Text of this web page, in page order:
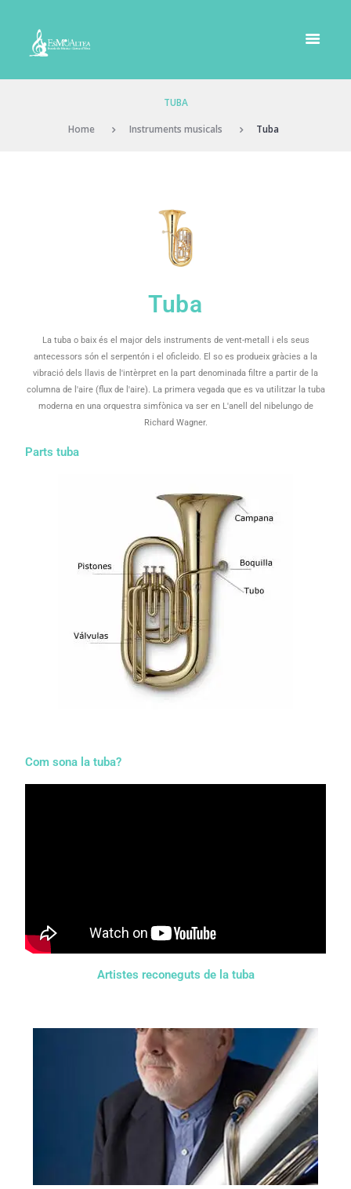
TUBA
Home Instruments musicals Tuba
Tuba
La tuba o baix és el major dels instruments de vent-metall i els seus
antecessors són el serpentón i el oficleido. El so es produeix gràcies a la
vibració dels llavis de l'intèrpret en la part denominada filtre a partir de la
columna de l'aire (flux de l'aire). La primera vegada que es va utilitzar la tuba
moderna en una orquestra simfònica va ser en L'anell del nibelungo de
Richard Wagner.
Parts tuba
Com sona la tuba?
Artistes reconeguts de la tuba